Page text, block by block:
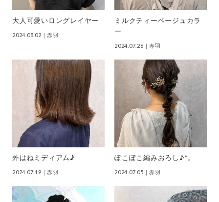
大人可愛いロングレイヤー
2024.08.02 ｜赤羽
ミルクティーベージュカラ
ー
2024.07.26 ｜赤羽
外はねミディアム♪
2024.07.19 ｜赤羽
ぽこぽこ編みおろし♪*。
2024.07.05 ｜赤羽